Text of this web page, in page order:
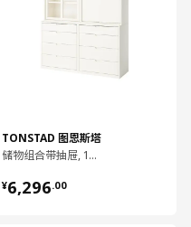
TONSTAD 图恩斯塔
储物组合带抽屉, 164x47x206 厘米
¥6,296.00
¥ 6296.00